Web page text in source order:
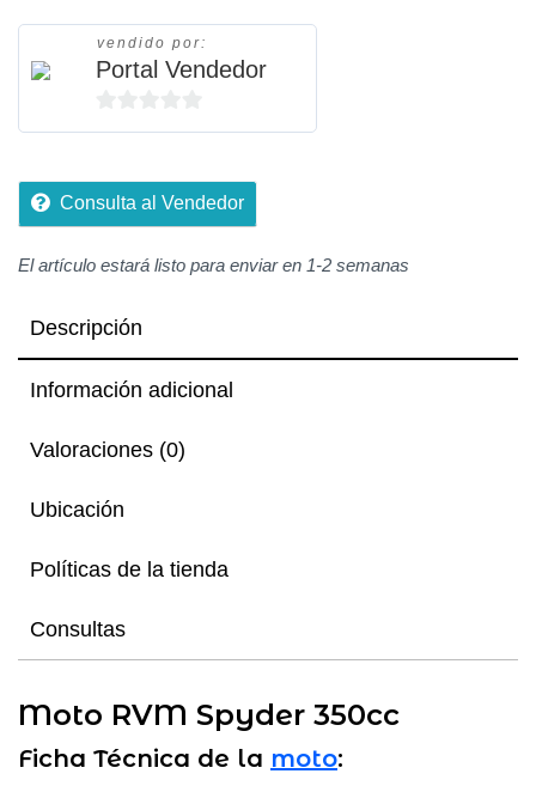
vendido por:
Portal Vendedor
0
5
Consulta al Vendedor
El artículo estará listo para enviar en 1-2 semanas
Descripción
Información adicional
Valoraciones (0)
Ubicación
Políticas de la tienda
Consultas
Moto RVM Spyder 350cc
Ficha Técnica de la moto: